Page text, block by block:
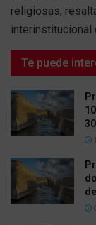
religiosas,
interinstitucional
Te puede